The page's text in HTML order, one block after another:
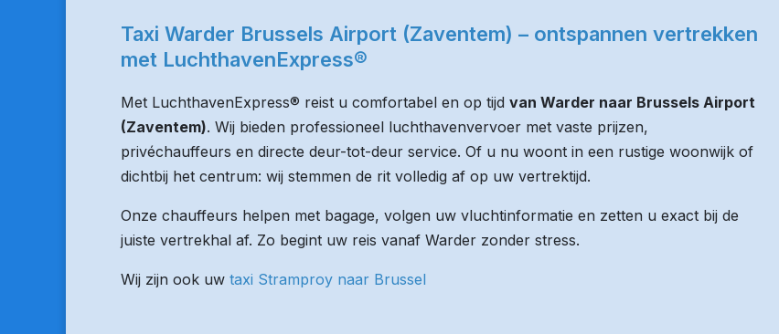
Taxi Warder Brussels Airport (Zaventem) – ontspannen vertrekken
met LuchthavenExpress®
Met LuchthavenExpress® reist u comfortabel en op tijd van Warder naar Brussels Airport
(Zaventem). Wij bieden professioneel luchthavenvervoer met vaste prijzen,
privéchauffeurs en directe deur-tot-deur service. Of u nu woont in een rustige woonwijk of
dichtbij het centrum: wij stemmen de rit volledig af op uw vertrektijd.
Onze chauffeurs helpen met bagage, volgen uw vluchtinformatie en zetten u exact bij de
juiste vertrekhal af. Zo begint uw reis vanaf Warder zonder stress.
Wij zijn ook uw taxi Stramproy naar Brussel